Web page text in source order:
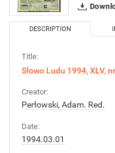
DESCRIPTION
Title:
Słowo Ludu 1994, XLV,
Creator:
Perłowski, Adam. Red.
Date:
1994.03.01